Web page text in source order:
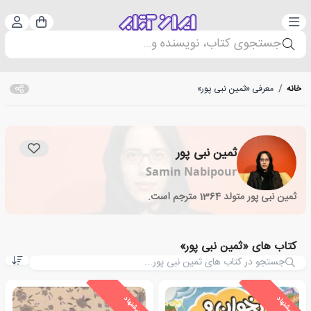
دسته‌بندی سبد
جستجوی کتاب، نویسنده و...
خانه / معرفی «ثمین نبی پور»
ثمین نبی پور
Samin Nabipour
ثمین نبی پور متولد 1364 مترجم است.
کتاب های «ثمین نبی پور»
ی
ش
ن
ه
ا
د
و
ی
ژ ی
ش
ن
ه
ا
د
و
ی
ژ